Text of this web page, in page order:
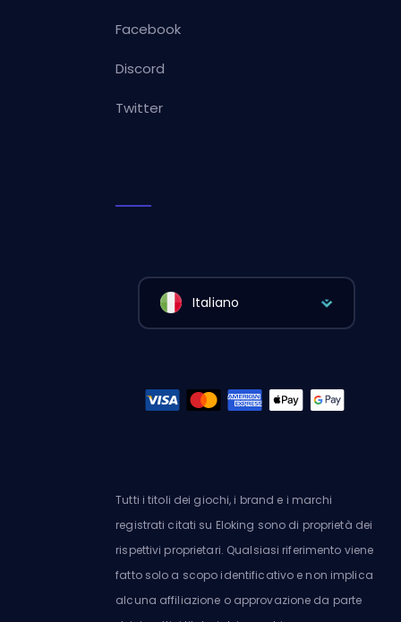
Facebook
Discord
Twitter
Italiano
Tutti i titoli dei giochi, i brand e i marchi
registrati citati su Eloking sono di proprietà dei
rispettivi proprietari. Qualsiasi riferimento viene
fatto solo a scopo identificativo e non implica
alcuna affiliazione o approvazione da parte